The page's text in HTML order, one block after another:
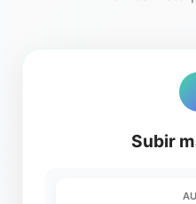
Subir